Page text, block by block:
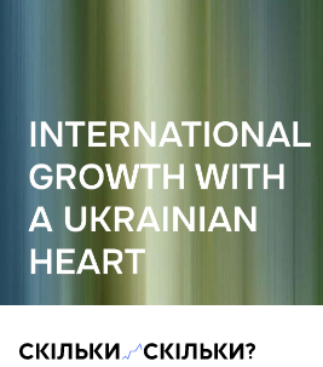
Скільки-скільки? — Медіа